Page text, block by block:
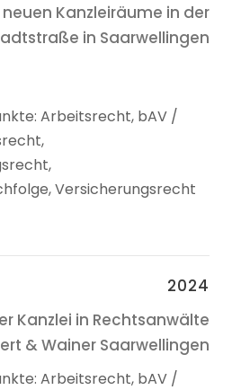
Kanzleiräume in der
in Saarwellingen
Arbeitsrecht, bAV /
Versicherungsrecht
2024
Kanzlei in Rechtsanwälte
& Wainer Saarwellingen
Arbeitsrecht, bAV /